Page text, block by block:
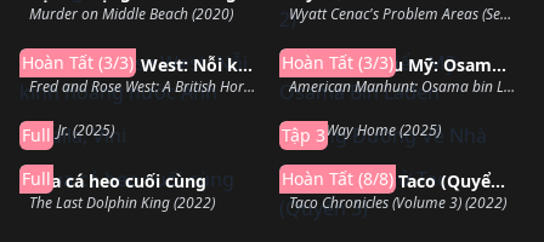
Murder on Middle Beach (2020) Wyatt Cenac's Problem Areas (Season 2) (2019)
Fred và Rose West: Nỗi kinh hoàng nước Anh
Fred and Rose West: A British Horror Story (2025)
Hoàn Tất (3/3)
Săn lùng kiểu Mỹ: Osama Bin Laden
American Manhunt: Osama bin Laden (2025)
Hoàn Tất (3/3)
Vini Jr. (2025)
Full
Hoàn thành
Long Way Home (2025)
Tập 3
Đang chiếu
Vua cá heo cuối cùng
The Last Dolphin King (2022)
Full
Biên niên sử Taco (Quyển 3)
Taco Chronicles (Volume 3) (2022)
Hoàn Tất (8/8)
Hoàn thành